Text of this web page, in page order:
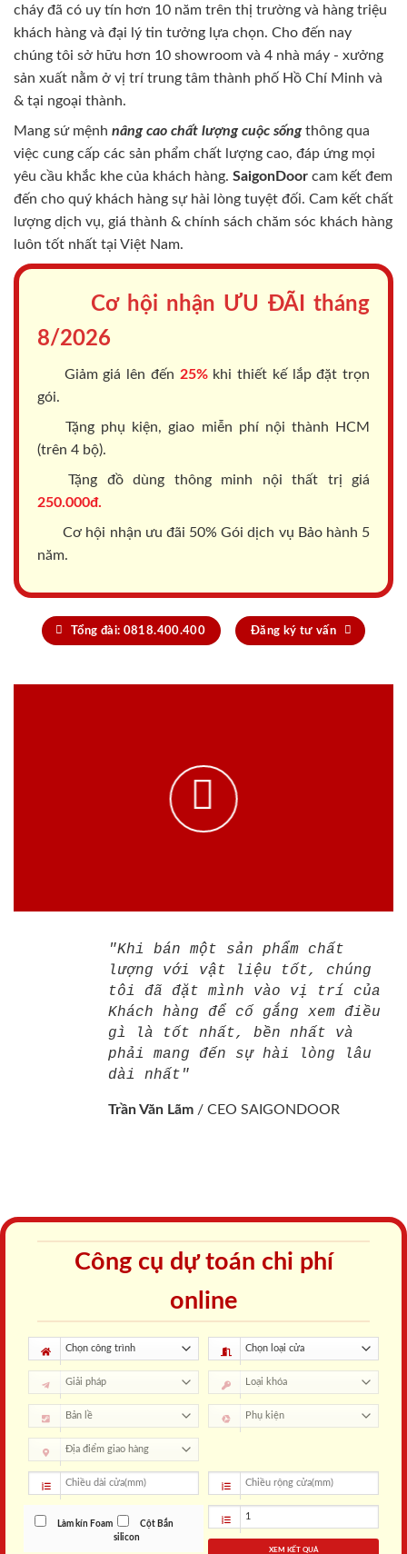
cháy đã có uy tín hơn 10 năm trên thị trường và hàng triệu
khách hàng và đại lý tin tưởng lựa chọn. Cho đến nay
chúng tôi sở hữu hơn 10 showroom và 4 nhà máy - xưởng
sản xuất nằm ở vị trí trung tâm thành phố Hồ Chí Minh và
& tại ngoại thành.
Mang sứ mệnh nâng cao chất lượng cuộc sốngthông qua
việc cung cấp các sản phẩm chất lượng cao, đáp ứng mọi
yêu cầu khắc khe của khách hàng. SaigonDoor cam kết đem
đến cho quý khách hàng sự hài lòng tuyệt đối. Cam kết chất
lượng dịch vụ, giá thành & chính sách chăm sóc khách hàng
luôn tốt nhất tại Việt Nam.
Cơ hội nhận ƯU ĐÃI tháng
8/2026
Giảm giá lên đến 25%khi thiết kế lắp đặt trọn
gói.
Tặng phụ kiện, giao miễn phí nội thành HCM
(trên 4 bộ).
Tặng đồ dùng thông minh nội thất trị giá
250.000đ.
Cơ hội nhận ưu đãi 50% Gói dịch vụ Bảo hành 5
năm.
Tổng đài: 0818.400.400 Đăng ký tư vấn
"Khi bán một sản phẩm chất
lượng với vật liệu tốt, chúng
tôi đã đặt mình vào vị trí của
Khách hàng để cố gắng xem điều
gì là tốt nhất, bền nhất và
phải mang đến sự hài lòng lâu
dài nhất"
Trần Văn Lãm / CEO SAIGONDOOR
Công cụ dự toán chi phí
online
Làm kín Foam
Cột Bắn
silicon
XEM KẾT QUẢ